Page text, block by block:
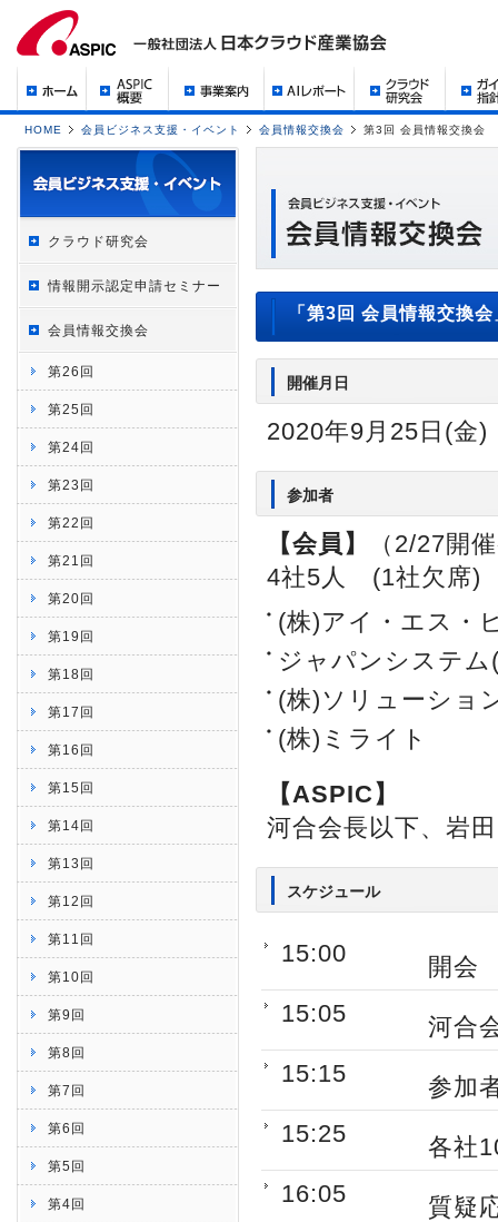
HOME 会員ビジネス支援・イベント 会員情報交換会 第3回 会員情報交換会
クラウド研究会
情報開示認定申請セミナー
会員情報交換会
第26回
第25回
第24回
第23回
第22回
第21回
第20回
第19回
第18回
第17回
第16回
第15回
第14回
第13回
第12回
第11回
第10回
第9回
第8回
第7回
第6回
第5回
第4回
「第3回 会員情報交換
開催月日
2020年9月25日(
参加者
【会員】
（2/27開
4社5人 (1社欠席)
(株)アイ・エス・
ジャパンシステム
(株)ソリューショ
(株)ミライト
【ASPIC】
河合会長以下、岩
スケジュール
15:00
開会
15:05
河合
15:15
参加
15:25
各社
16:05
質疑